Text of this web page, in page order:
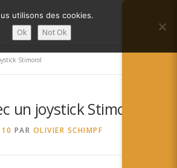
Menu
ACTUALITÉ DE LA RA
Stimorol
un joystick Stimorol
PAR OLIVIER SCHIMPF
utilisons des cookies.
Ok Not Ok